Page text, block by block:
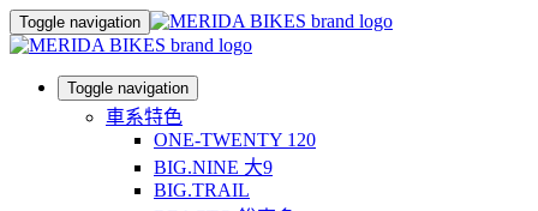
Toggle navigation
Toggle navigation
車系特色
ONE-TWENTY 120
BIG.NINE 大9
BIG.TRAIL